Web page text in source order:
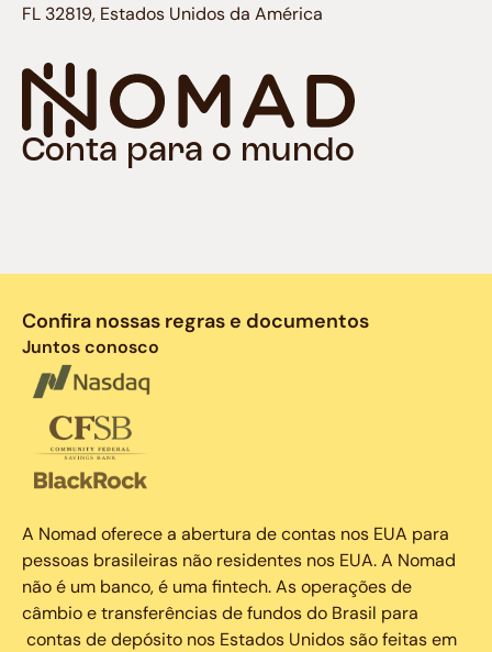
Conta para o mundo
FL 32819, Estados Unidos da América
Confira nossas regras e documentos
Juntos conosco
A Nomad oferece a abertura de contas nos EUA para
pessoas brasileiras não residentes nos EUA. A Nomad
não é um banco, é uma fintech. As operações de
câmbio e transferências de fundos do Brasil para
contas de depósito nos Estados Unidos são feitas em